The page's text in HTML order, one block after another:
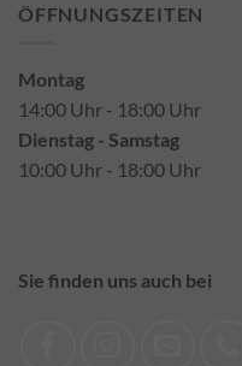
ÖFFNUNGSZEITEN
Montag
14:00 Uhr - 18:00 Uhr
Dienstag - Samstag
10:00 Uhr - 18:00 Uhr
Sie finden uns auch bei